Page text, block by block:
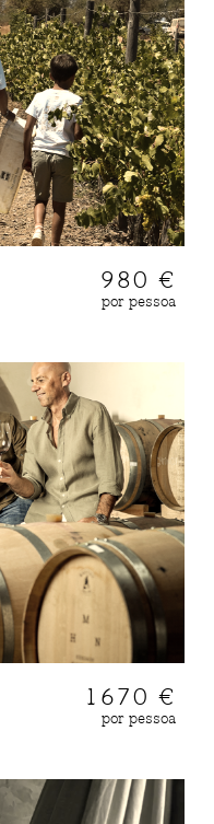
980 €
por pessoa
1670 €
por pessoa